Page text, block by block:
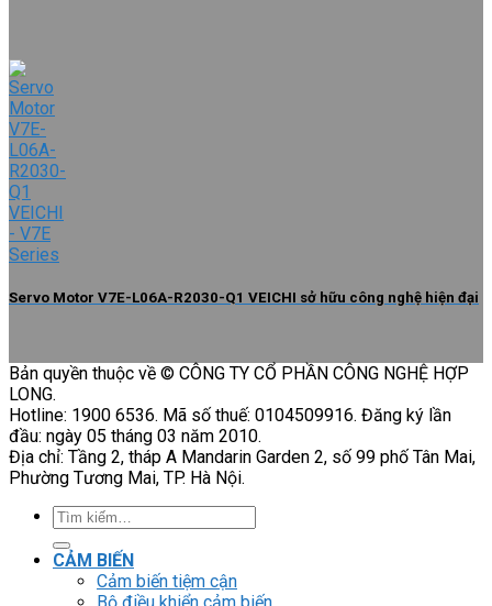
Servo Motor V7E-L06A-R2030-Q1 VEICHI sở hữu công nghệ hiện đại
Bản quyền thuộc về © CÔNG TY CỔ PHẦN CÔNG NGHỆ HỢP
LONG.
Hotline: 1900 6536. Mã số thuế: 0104509916. Đăng ký lần
đầu: ngày 05 tháng 03 năm 2010.
Địa chỉ: Tầng 2, tháp A Mandarin Garden 2, số 99 phố Tân Mai,
Phường Tương Mai, TP. Hà Nội.
Tìm
CẢM BIẾN
Cảm biến tiệm cận